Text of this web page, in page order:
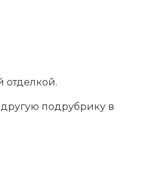
отделкой.
подрубрику в